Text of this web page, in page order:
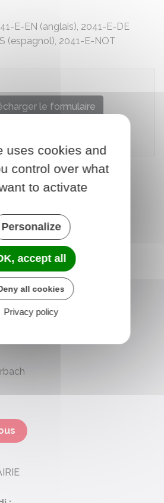
E-EN (anglais), 2041-E-DE
(espagnol), 2041-E-NOT
le formulaire
uses cookies and
control over what
to activate
Personalize
accept all
all cookies
Privacy policy